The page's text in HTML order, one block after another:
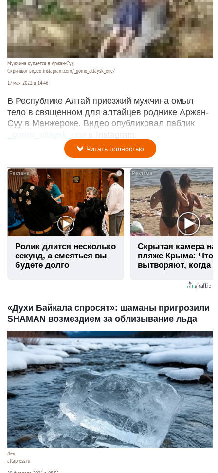
Мужчина купается в Аржан-Суу.
Скриншот видео instagram.com/_gorno_altaysk_one/
17 мая 2021 в 14:46
В Республике Алтай приезжий мужчина омыл
тело в священном для алтайцев роднике Аржан-
Суу в Манжероке. Видео опубликовал паблик
_gorno_altaysk_one
в Instagram.
Читать полностью
Ролик длится несколько
секунд, а смеяться вы
будете долго
Скрытая камера на
пляже Крыма: Что
вытворяют, когда
«Духи Байкала спросят»: шаманы пригрозили
SHAMAN возмездием за облизывание льда
Лед
altapress.ru